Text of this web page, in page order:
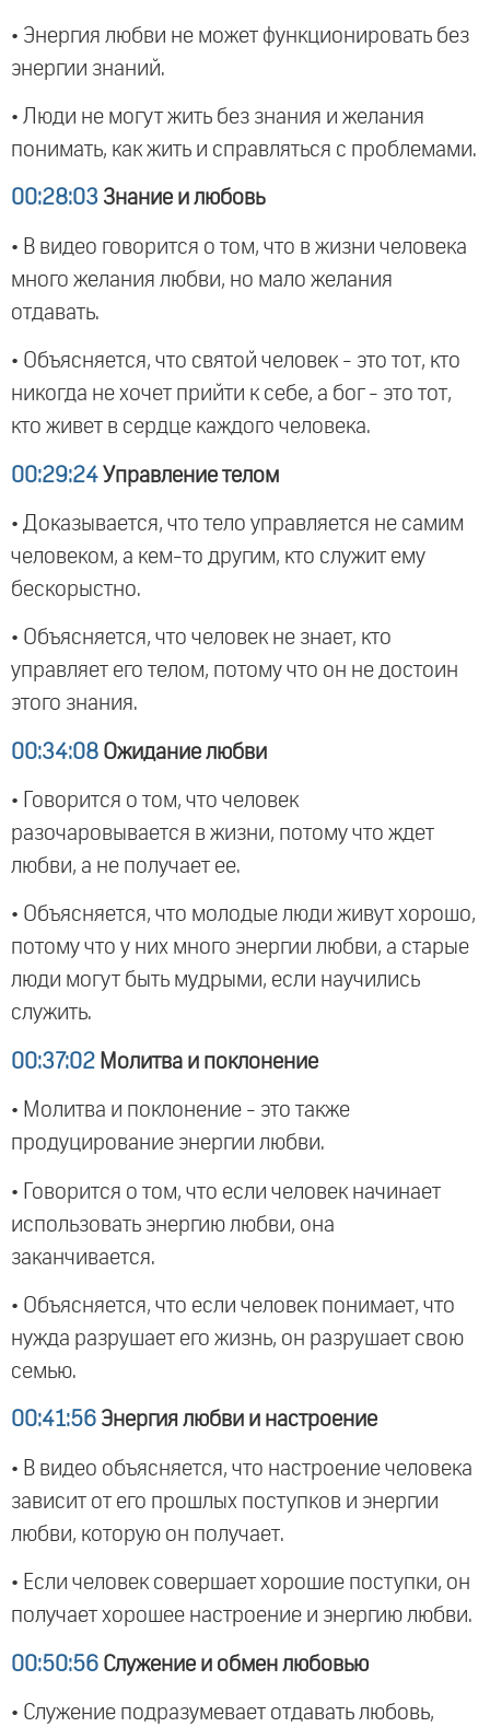
• Энергия любви не может функционировать без
энергии знаний.
• Люди не могут жить без знания и желания
понимать, как жить и справляться с проблемами.
00:28:03 Знание и любовь
• В видео говорится о том, что в жизни человека
много желания любви, но мало желания
отдавать.
• Объясняется, что святой человек - это тот, кто
никогда не хочет прийти к себе, а бог - это тот,
кто живет в сердце каждого человека.
00:29:24 Управление телом
• Доказывается, что тело управляется не самим
человеком, а кем-то другим, кто служит ему
бескорыстно.
• Объясняется, что человек не знает, кто
управляет его телом, потому что он не достоин
этого знания.
00:34:08 Ожидание любви
• Говорится о том, что человек
разочаровывается в жизни, потому что ждет
любви, а не получает ее.
• Объясняется, что молодые люди живут хорошо,
потому что у них много энергии любви, а старые
люди могут быть мудрыми, если научились
служить.
00:37:02 Молитва и поклонение
• Молитва и поклонение - это также
продуцирование энергии любви.
• Говорится о том, что если человек начинает
использовать энергию любви, она
заканчивается.
• Объясняется, что если человек понимает, что
нужда разрушает его жизнь, он разрушает свою
семью.
00:41:56 Энергия любви и настроение
• В видео объясняется, что настроение человека
зависит от его прошлых поступков и энергии
любви, которую он получает.
• Если человек совершает хорошие поступки, он
получает хорошее настроение и энергию любви.
00:50:56 Служение и обмен любовью
• Служение подразумевает отдавать любовь,